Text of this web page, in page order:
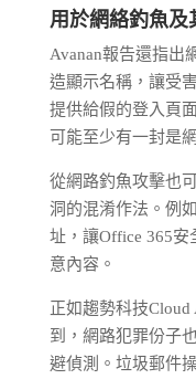
用於網絡釣魚及
Avanan報告還指出
造顯示名稱，讓受
提供給假的登入頁
可能至少有一封是
從網路釣魚攻擊也
洞的混淆作法。例
址，讓Office 365
意內容。
正如趨勢科技Cloud
到，網路犯罪份子
避偵測。垃圾郵件